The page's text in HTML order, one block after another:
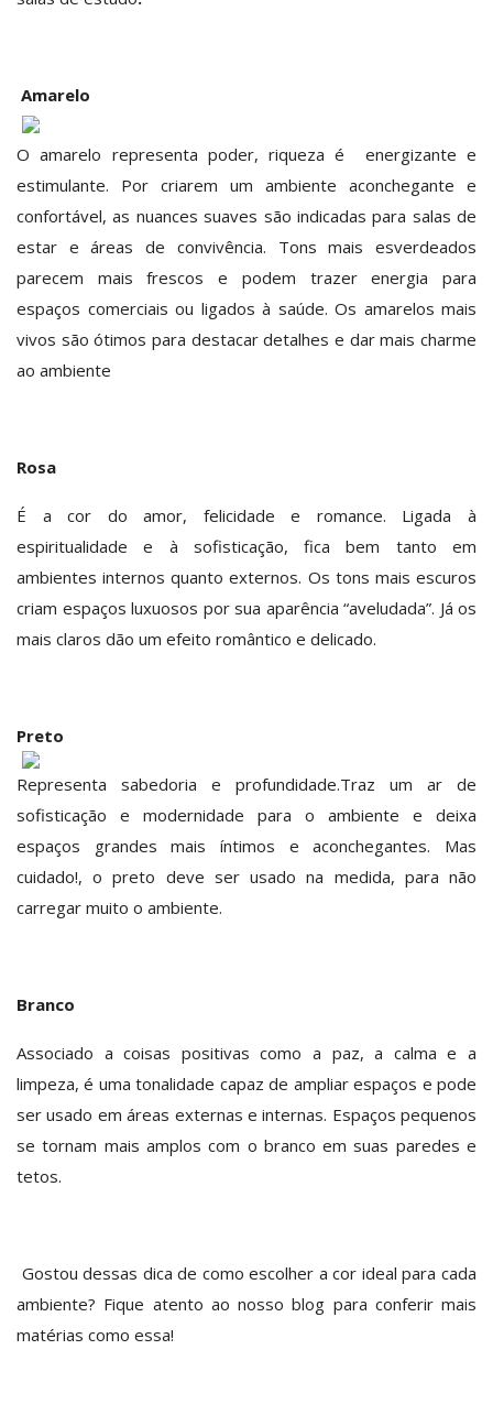
Amarelo
O amarelo representa poder, riqueza é energizante e
estimulante. Por criarem um ambiente aconchegante e
confortável, as nuances suaves são indicadas para salas de
estar e áreas de convivência. Tons mais esverdeados
parecem mais frescos e podem trazer energia para
espaços comerciais ou ligados à saúde. Os amarelos mais
vivos são ótimos para destacar detalhes e dar mais charme
ao ambiente
Rosa
É a cor do amor, felicidade e romance. Ligada à
espiritualidade e à sofisticação, fica bem tanto em
ambientes internos quanto externos. Os tons mais escuros
criam espaços luxuosos por sua aparência “aveludada”. Já os
mais claros dão um efeito romântico e delicado.
Preto
Representa sabedoria e profundidade.Traz um ar de
sofisticação e modernidade para o ambiente e deixa
espaços grandes mais íntimos e aconchegantes. Mas
cuidado!, o preto deve ser usado na medida, para não
carregar muito o ambiente.
Branco
Associado a coisas positivas como a paz, a calma e a
limpeza, é uma tonalidade capaz de ampliar espaços e pode
ser usado em áreas externas e internas. Espaços pequenos
se tornam mais amplos com o branco em suas paredes e
tetos.
Gostou dessas dica de como escolher a cor ideal para cada
ambiente? Fique atento ao nosso blog para conferir mais
matérias como essa!